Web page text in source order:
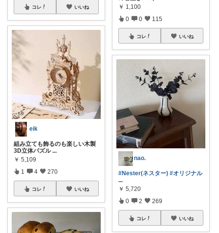
コレ いいね
eik
組み立ても飾るのも楽しい木製
3D立体パズル ...
￥ 5,109
1 4 270
コレ いいね
￥ 1,100
0 0 115
コレ いいね
nao.
#Nester(ネスター) #オリジナル
...
￥ 5,720
0 2 269
コレ いいね